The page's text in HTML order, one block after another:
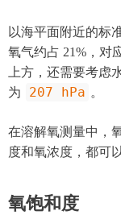
以海平面附近的标
氧气约占 21%，对
上方，还需要考虑
为
207 hPa 。
在溶解氧测量中，
度和氧浓度，都可
氧饱和度